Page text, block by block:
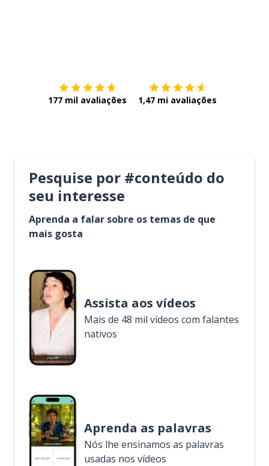
177 mil avaliações 1,47 mi avaliações
Pesquise por #conteúdo do
seu interesse
Aprenda a falar sobre os temas de que
mais gosta
Assista aos vídeos
Mais de 48 mil vídeos com falantes
nativos
Aprenda as palavras
Nós lhe ensinamos as palavras
usadas nos vídeos